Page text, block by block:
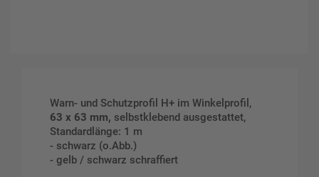
Warn- und Schutzprofil H+ im Winkelprofil,
63 x 63 mm, selbstklebend ausgestattet,
Standardlänge: 1 m
- schwarz (o.Abb.)
- gelb / schwarz schraffiert